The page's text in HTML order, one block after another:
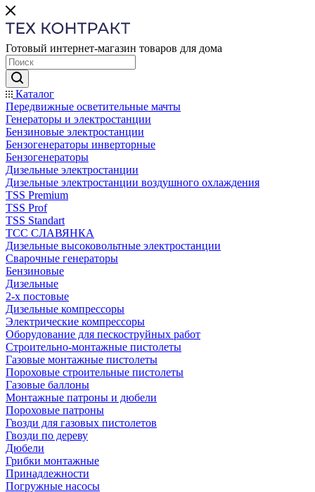
Готовый интернет-магазин товаров для дома
Каталог
Передвижные осветительные мачты
Генераторы и электростанции
Бензиновые электростанции
Бензогенераторы инверторные
Бензогенераторы
Дизельные электростанции
Дизельные электростанции воздушного охлаждения
TSS Premium
TSS Prof
TSS Standart
ТСС СЛАВЯНКА
Дизельные высоковольтные электростанции
Сварочные генераторы
Бензиновые
Дизельные
2-х постовые
Дизельные компрессоры
Электрические компрессоры
Оборудование для пескоструйных работ
Строительно-монтажные пистолеты
Газовые монтажные пистолеты
Пороховые строительные пистолеты
Газовые баллоны
Монтажные патроны и дюбели
Пороховые патроны
Гвозди для газовых пистолетов
Гвозди по дереву
Дюбели
Грибки монтажные
Принадлежности
Погружные насосы